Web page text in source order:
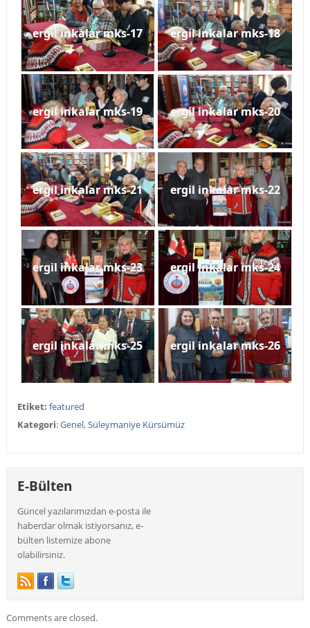
ergil inkalar mks-17 ergil inkalar mks-18
ergil inkalar mks-19 ergil inkalar mks-20
ergil inkalar mks-21 ergil inkalar mks-22
ergil inkalar mks-23 ergil inkalar mks-24
ergil inkalar mks-25 ergil inkalar mks-26
Etiket: featured
Kategori:Genel,Süleymaniye Kürsümüz
E-Bülten
Güncel yazılarımızdan e-posta ile
haberdar olmak istiyorsanız, e-
bülten listemize abone
olabilirsiniz.
Comments are closed.